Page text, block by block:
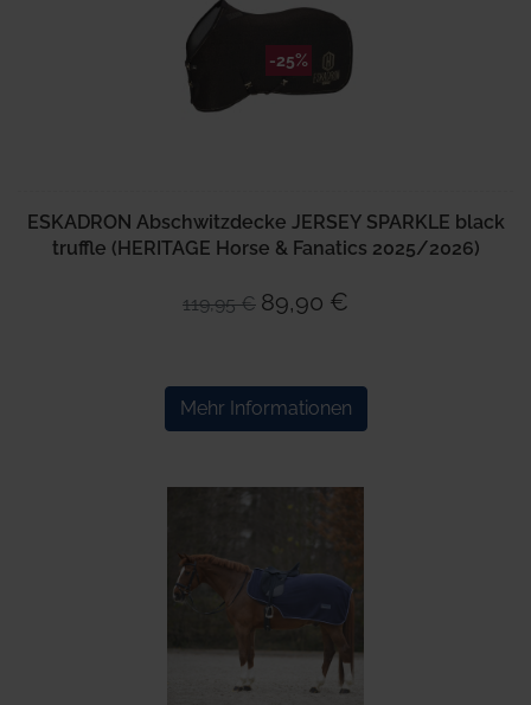
-25%
ESKADRON Abschwitzdecke JERSEY SPARKLE black
truffle (HERITAGE Horse & Fanatics 2025/2026)
119,95 € 89,90 €
Mehr Informationen